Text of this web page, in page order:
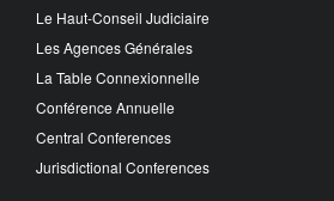
Le Haut-Conseil Judiciaire
Les Agences Générales
La Table Connexionnelle
Conférence Annuelle
Central Conferences
Jurisdictional Conferences